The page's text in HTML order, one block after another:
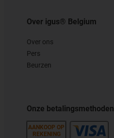
Over igus® Belgium
Over ons
Pers
Beurzen
Onze betalingsmethoden
AANKOOP OP
REKENING